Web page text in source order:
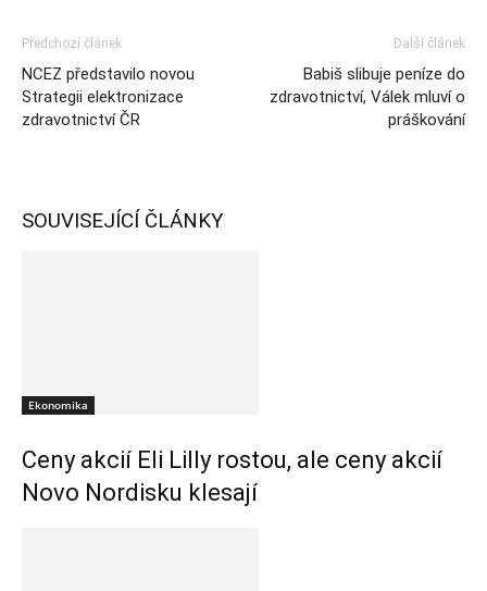
Předchozí článek
NCEZ představilo novou
Strategii elektronizace
zdravotnictví ČR
Další článek
Babiš slibuje peníze do
zdravotnictví, Válek mluví o
práškování
SOUVISEJÍCÍ ČLÁNKY
Ekonomika
Ceny akcií Eli Lilly rostou, ale ceny akcií
Novo Nordisku klesají